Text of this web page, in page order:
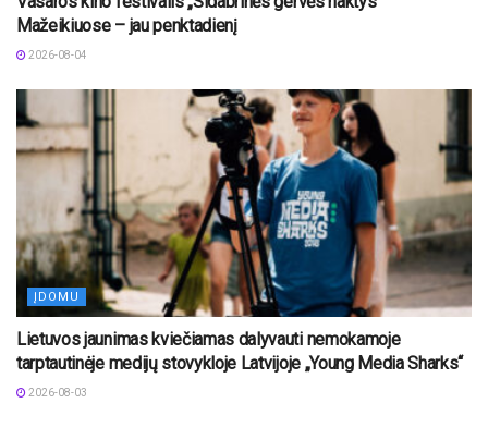
Mažeikiuose – jau penktadienį
2026-08-04
ĮDOMU
Lietuvos jaunimas kviečiamas dalyvauti nemokamoje
tarptautinėje medijų stovykloje Latvijoje „Young Media Sharks“
2026-08-03